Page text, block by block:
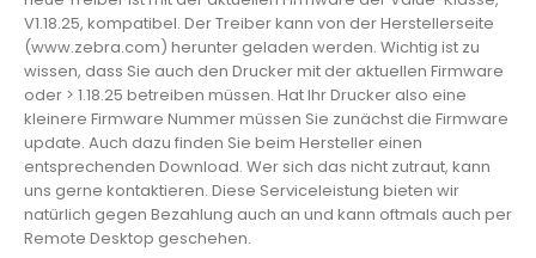
V1.18.25, kompatibel. Der Treiber kann von der Herstellerseite
(www.zebra.com) herunter geladen werden. Wichtig ist zu
wissen, dass Sie auch den Drucker mit der aktuellen Firmware
oder > 1.18.25 betreiben müssen. Hat Ihr Drucker also eine
kleinere Firmware Nummer müssen Sie zunächst die Firmware
update. Auch dazu finden Sie beim Hersteller einen
entsprechenden Download. Wer sich das nicht zutraut, kann
uns gerne kontaktieren. Diese Serviceleistung bieten wir
natürlich gegen Bezahlung auch an und kann oftmals auch per
Remote Desktop geschehen.